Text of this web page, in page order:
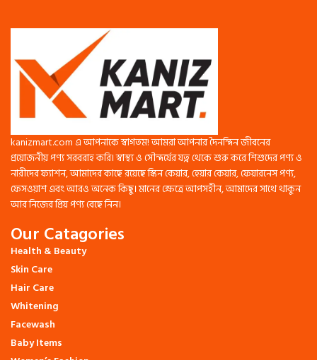
Inhibits melanin growth.
kanizmart.com এ আপনাকে স্বাগতম! আমরা আপনার দৈনন্দিন জীবনের
প্রয়োজনীয় পণ্য সরবরাহ করি। স্বাস্থ্য ও সৌন্দর্যের যত্ন থেকে শুরু করে শিশুদের পণ্য ও
নারীদের ফ্যাশন, আমাদের কাছে রয়েছে স্কিন কেয়ার, হেয়ার কেয়ার, ফেয়ারনেস পণ্য,
ফেসওয়াশ এবং আরও অনেক কিছু। মানের ক্ষেত্রে আপসহীন, আমাদের সাথে থাকুন
আর নিজের প্রিয় পণ্য বেছে নিন।
Our Catagories
Health & Beauty
Skin Care
Hair Care
Whitening
Facewash
Baby Items